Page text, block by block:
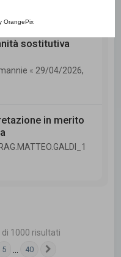
OrangePix
sostitutiva
« 29/04/2026,
in merito
RAG.MATTEO.GALDI_1
di 1000 risultati
5 40